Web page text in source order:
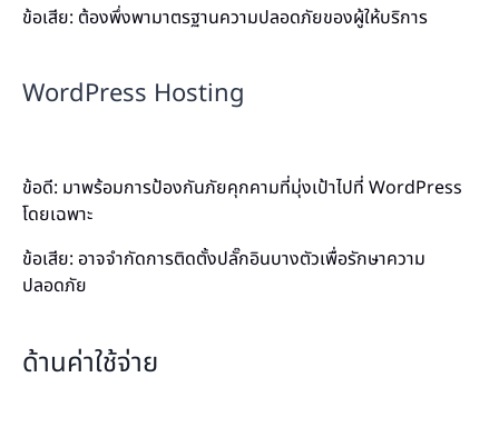
ข้อเสีย: ต้องพึ่งพามาตรฐานความปลอดภัยของผู้ให้บริการ
WordPress Hosting
ข้อดี: มาพร้อมการป้องกันภัยคุกคามที่มุ่งเป้าไปที่ WordPress
โดยเฉพาะ
ข้อเสีย: อาจจำกัดการติดตั้งปลั๊กอินบางตัวเพื่อรักษาความ
ปลอดภัย
ด้านค่าใช้จ่าย